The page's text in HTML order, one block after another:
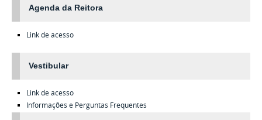
Agenda da Reitora
Link de acesso
Vestibular
Link de acesso
Informações e Perguntas Frequentes